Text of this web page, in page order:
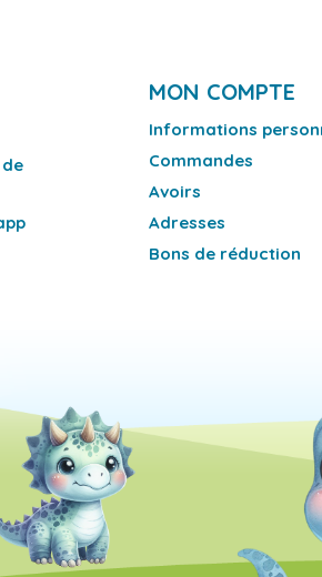
MON COMPTE
Informations
Commandes
Avoirs
Adresses
Bons de réduction